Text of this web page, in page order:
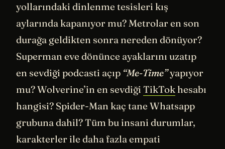
yollarındaki dinlenme tesisleri kış
aylarında kapanıyor mu? Metrolar en son
durağa geldikten sonra nereden dönüyor?
Superman eve dönünce ayaklarını uzatıp
en sevdiği podcasti açıp “Me-Time”yapıyor
mu? Wolverine’in en sevdiği TikTok hesabı
hangisi? Spider-Man kaç tane Whatsapp
grubuna dahil? Tüm bu insani durumlar,
karakterler ile daha fazla empati